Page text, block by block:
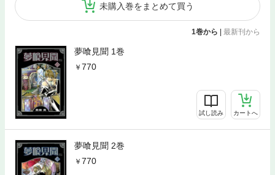
未購入巻をまとめて買う
1巻から | 最新刊から
夢喰見聞 1巻
770
試し読み カートへ
夢喰見聞 2巻
770